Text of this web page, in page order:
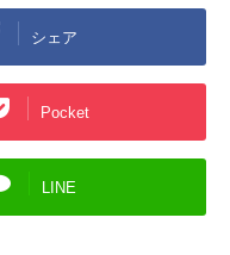
シェア
Pocket
LINE